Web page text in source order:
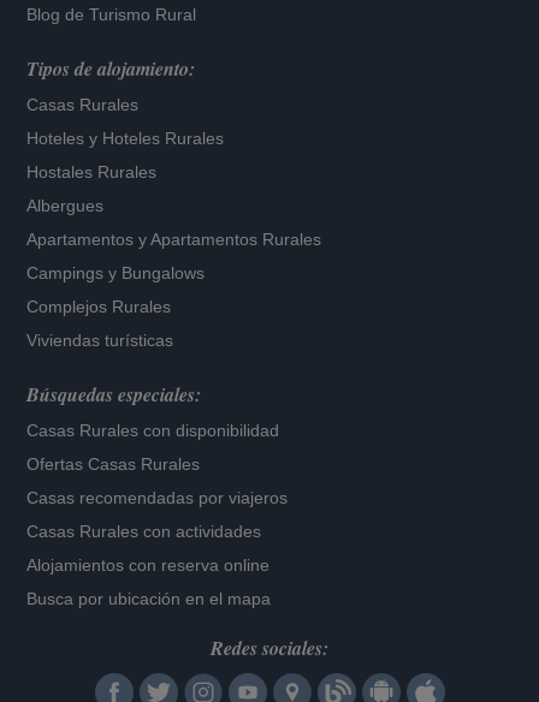
Blog de Turismo Rural
Tipos de alojamiento:
Casas Rurales
Hoteles y Hoteles Rurales
Hostales Rurales
Albergues
Apartamentos yApartamentos Rurales
Campings y Bungalows
Complejos Rurales
Viviendas turísticas
Búsquedas especiales:
Casas Rurales con disponibilidad
Ofertas Casas Rurales
Casas recomendadas por viajeros
Casas Rurales con actividades
Alojamientos con reserva online
Busca por ubicación en el mapa
Redes sociales: